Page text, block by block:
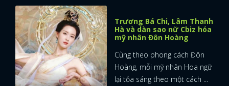
Trương Bá Chi, Lâm Thanh
Hà và dàn sao nữ Cbiz hóa
mỹ nhân Đôn Hoàng
Cùng theo phong cách Đôn
Hoàng, mỗi mỹ nhân Hoa ngữ
lại tỏa sáng theo một cách ...